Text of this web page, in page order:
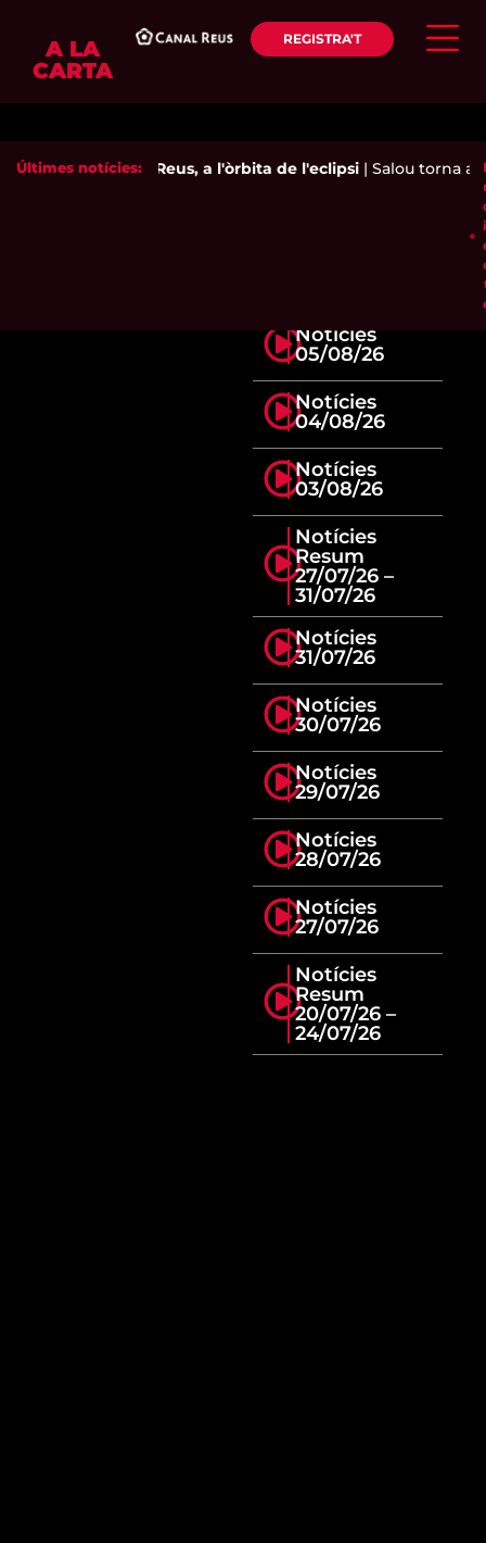
A LA
CARTA
REGISTRA'T
Últimes notícies: Reus, a l'òrbita de l'eclipsi| Salou torna a
Notícies
05/08/26
Notícies
04/08/26
Notícies
03/08/26
Notícies
Resum
27/07/26 –
31/07/26
Notícies
31/07/26
Notícies
30/07/26
Notícies
29/07/26
Notícies
28/07/26
Notícies
27/07/26
Notícies
Resum
20/07/26 –
24/07/26